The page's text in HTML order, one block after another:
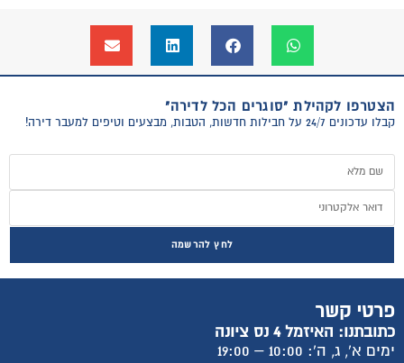
הצטרפו לקהילת "סוגרים הכל לדירה"
קבלו עדכונים 24/7 על חבילות חדשות, הטבות, מבצעים וטיפים למעבר דירה!
לחץ להרשמה
פרטי קשר
כתובתנו: האיזמל 4 נס ציונה
ימים א', ג, ה': 10:00 – 19:00